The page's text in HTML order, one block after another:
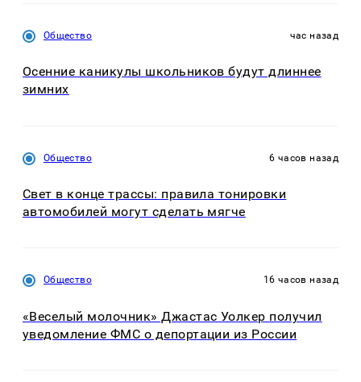
Общество час назад
Осенние каникулы школьников будут длиннее
зимних
Общество 6 часов назад
Свет в конце трассы: правила тонировки
автомобилей могут сделать мягче
Общество 16 часов назад
«Веселый молочник» Джастас Уолкер получил
уведомление ФМС о депортации из России